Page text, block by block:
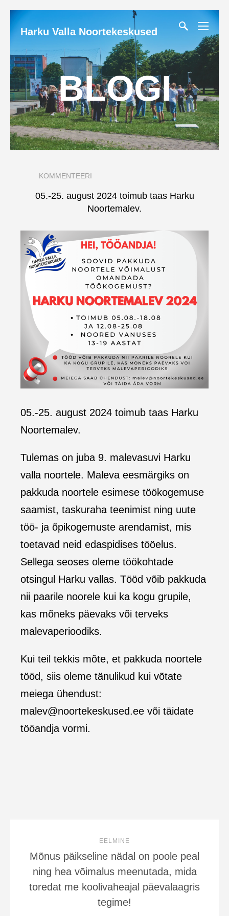
Harku Valla Noortekeskused
BLOGI
KOMMENTEERI
05.-25. august 2024 toimub taas Harku
Noortemalev.
05.-25. august 2024 toimub taas Harku
Noortemalev.
Tulemas on juba 9. malevasuvi Harku
valla noortele. Maleva eesmärgiks on
pakkuda noortele esimese töökogemuse
saamist, taskuraha teenimist ning uute
töö- ja õpikogemuste arendamist, mis
toetavad neid edaspidises tööelus.
Sellega seoses oleme töökohtade
otsingul Harku vallas. Tööd võib pakkuda
nii paarile noorele kui ka kogu grupile,
kas mõneks päevaks või terveks
malevaperioodiks.
Kui teil tekkis mõte, et pakkuda noortele
tööd, siis oleme tänulikud kui võtate
meiega ühendust:
malev@noortekeskused.ee või täidate
tööandja vormi.
EELMINE
Mõnus päikseline nädal on poole peal
ning hea võimalus meenutada, mida
toredat me koolivaheajal päevalaagris
tegime!